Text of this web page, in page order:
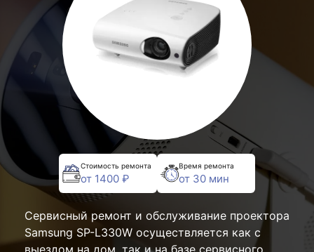
Стоимость ремонта
от 1400 ₽
Время ремонта
от 30 мин
Сервисный ремонт и обслуживание проектора
Samsung SP-L330W осуществляется как с
выездом на дом, так и на базе сервисного